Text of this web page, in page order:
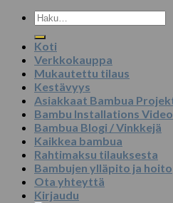
Etsi:
Koti
Verkkokauppa
Mukautettu tilaus
Kestävyys
Asiakkaat Bambua
Bambu Installations Video
Bambua Blogi / Vinkkejä
Kaikkea bambua
Rahtimaksu tilauksesta
Bambujen ylläpito ja hoito
Ota yhteyttä
Kirjaudu